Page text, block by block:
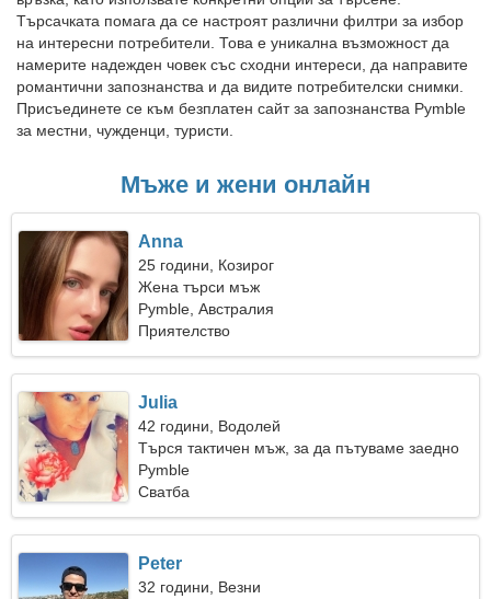
Търсачката помага да се настроят различни филтри за избор
на интересни потребители. Това е уникална възможност да
намерите надежден човек със сходни интереси, да направите
романтични запознанства и да видите потребителски снимки.
Присъединете се към безплатен сайт за запознанства Pymble
за местни, чужденци, туристи.
Мъже и жени онлайн
Anna
25 години, Козирог
Жена търси мъж
Pymble, Австралия
Приятелство
Julia
42 години, Водолей
Търся тактичен мъж, за да пътуваме заедно
Pymble
Сватба
Peter
32 години, Везни